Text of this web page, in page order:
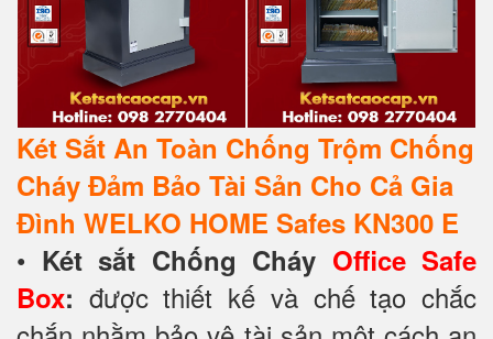
Két Sắt An Toàn Chống Trộm Chống
Cháy Đảm Bảo Tài Sản Cho Cả Gia
Đình WELKO HOME Safes KN300 E
• Két sắt Chống Cháy Office Safe
Box: được thiết kế và chế tạo chắc